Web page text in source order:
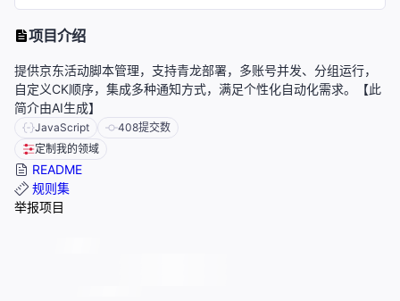
项目介绍
提供京东活动脚本管理，支持青龙部署，多账号并发、分组运行，
自定义CK顺序，集成多种通知方式，满足个性化自动化需求。【此
简介由AI生成】
JavaScript 408提交数
定制我的领域
README
规则集
举报项目